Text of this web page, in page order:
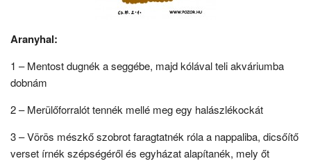
Aranyhal:
1 – Mentost dugnék a seggébe, majd kólával teli akváriumba
dobnám
2 – Merülőforralót tennék mellé meg egy halászlékockát
3 – Vörös mészkő szobrot faragtatnék róla a nappaliba, dicsőítő
verset írnék szépségéről és egyházat alapítanék, mely őt